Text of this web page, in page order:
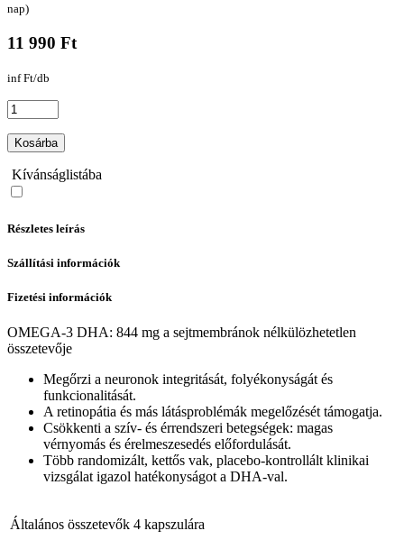
nap)
11 990 Ft
inf Ft/db
Kosárba
Kívánságlistába
Részletes leírás
Szállítási információk
Fizetési információk
OMEGA-3 DHA: 844 mg a sejtmembránok nélkülözhetetlen
összetevője
Megőrzi a neuronok integritását, folyékonyságát és
funkcionalitását.
A retinopátia és más látásproblémák megelőzését támogatja.
Csökkenti a szív- és érrendszeri betegségek: magas
vérnyomás és érelmeszesedés előfordulását.
Több randomizált, kettős vak, placebo-kontrollált klinikai
vizsgálat igazol hatékonyságot a DHA-val.
Általános összetevők 4 kapszulára